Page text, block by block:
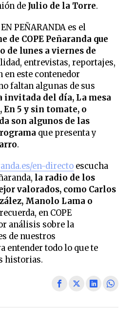
de Julio de la Torre.
PEÑARANDA es el
de COPE Peñaranda que
de lunes a viernes de
entrevistas, reportajes,
en este contenedor
faltan algunas de sus
invitada del día, La mesa
En 5 y sin tomate, o
son algunos de las
que presenta y
.
en-directo escucha
la radio de los
valorados, como Carlos
Manolo Lama o
en COPE
análisis sobre la
de nuestros
entender todo lo que te
historias.